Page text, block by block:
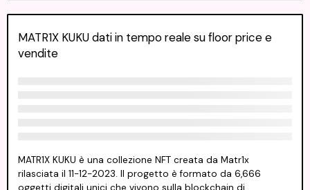
MATR1X KUKU dati in tempo reale su floor price e
vendite
MATR1X KUKU è una collezione NFT creata da Matr1x
rilasciata il 11-12-2023. Il progetto è formato da 6,666